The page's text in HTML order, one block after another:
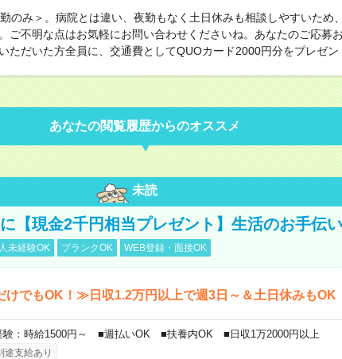
のみ＞。病院とは違い、夜勤もなく土日休みも相談しやすいため
ご不明な点はお気軽にお問い合わせくださいね。あなたのご応募
ただいた方全員に、交通費としてQUOカード2000円分をプレゼン
あなたの閲覧履歴からのオススメ
未読
【現金2千円相当プレゼント】生活のお手伝い
未経験OK ブランクOK WEB登録・面接OK
でもOK！≫日収1.2万円以上で週3日～＆土日休みもOK
験：時給1500円～ ■週払いOK ■扶養内OK ■日収1万2000円以上
途支給あり